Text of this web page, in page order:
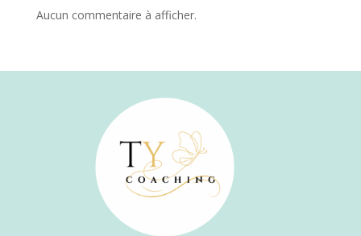
Aucun commentaire à afficher.